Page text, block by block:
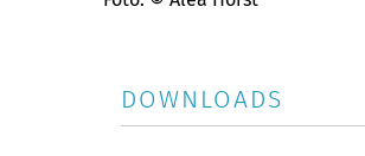
DOWNLOADS